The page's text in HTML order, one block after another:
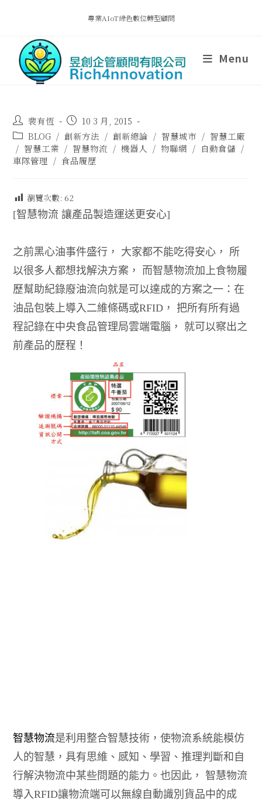
專業AIoT綠色數位轉型顧問
Menu
裴有恆
10 3 月, 2015
BLOG / 創新方法 / 創新總論 / 智慧城市 / 智慧工廠
/ 智慧工業 / 智慧物流 / 機器人 / 物聯網 / 自動倉儲 /
車隊管理 / 食品履歷
瀏覽次數: 62
[智慧物流 讓產品製造運送更安心]
之前黑心油事件盛行， 大家都不能吃得安心， 所
以很多人都想找解決方案， 而智慧物流加上食物履
歷幫助紀錄廢油流向就是可以達成的方案之一：在
油品包裝上導入二維條碼或RFID， 把所有所有過
程記錄在中央食品管理局雲端電腦， 就可以察出之
前產品的歷程！
智慧物流是利用整合智慧技術，使物流系統能模仿
人的智慧，具有思維、感知、學習、推理判斷和自
行解決物流中某些問題的能力。也因此， 智慧物流
導入RFID讓物流端可以無線自動識別貨品中的成